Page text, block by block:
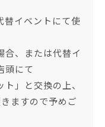
イベントにて使
合、または代替イ
頭にて
」と交換の上、
ますので予めご